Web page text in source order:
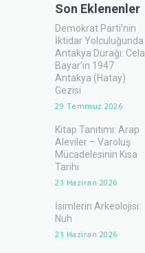
Son Eklenenler
Demokrat Parti’nin
İktidar Yolculuğunda
Antakya Durağı: Celal
Bayar’ın 1947
Antakya (Hatay)
Gezisi
29 Temmuz 2026
Kitap Tanıtımı: Arap
Aleviler – Varoluş
Mücadelesinin Kısa
Tarihi
21 Haziran 2026
İsimlerin Arkeolojisi:
Nuh
21 Haziran 2026